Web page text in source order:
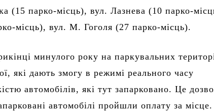
(15 парко-місць), вул. Лазнева (10 парко-
місць), вул. М. Гоголя (27 парко-місць).
минулого року на паркувальних
які дають змогу в режимі реального часу
автомобілів, які тут запарковано. Це
автомобілі пройшли оплату за місце.